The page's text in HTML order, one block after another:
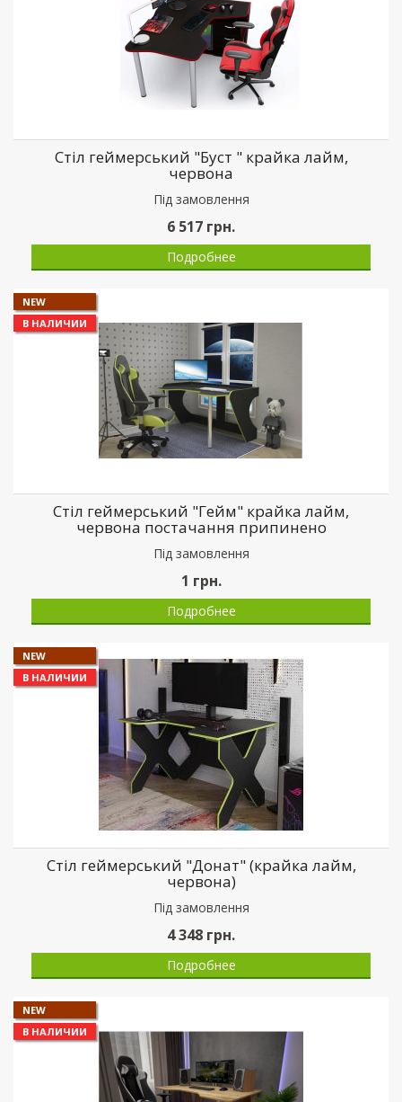
Стіл геймерський "Буст " крайка лайм,
червона
Пiд замовлення
6 517 грн.
Подробнее
NEW
В НАЛИЧИИ
Стіл геймерський "Гейм" крайка лайм,
червона постачання припинено
Пiд замовлення
1 грн.
Подробнее
NEW
В НАЛИЧИИ
Стіл геймерський "Донат" (крайка лайм,
червона)
Пiд замовлення
4 348 грн.
Подробнее
NEW
В НАЛИЧИИ